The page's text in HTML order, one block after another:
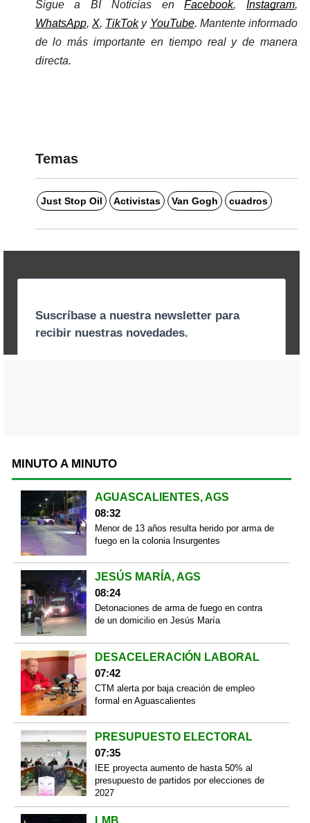
Sigue a BI Noticias en Facebook, Instagram,
WhatsApp, X, TikTok y YouTube. Mantente informado
de lo más importante en tiempo real y de manera
directa.
Temas
Just Stop Oil Activistas Van Gogh cuadros
MINUTO A MINUTO
AGUASCALIENTES, AGS
08:32
Menor de 13 años resulta herido por arma de
fuego en la colonia Insurgentes
JESÚS MARÍA, AGS
08:24
Detonaciones de arma de fuego en contra
de un domicilio en Jesús María
DESACELERACIÓN LABORAL
07:42
CTM alerta por baja creación de empleo
formal en Aguascalientes
PRESUPUESTO ELECTORAL
07:35
IEE proyecta aumento de hasta 50% al
presupuesto de partidos por elecciones de
2027